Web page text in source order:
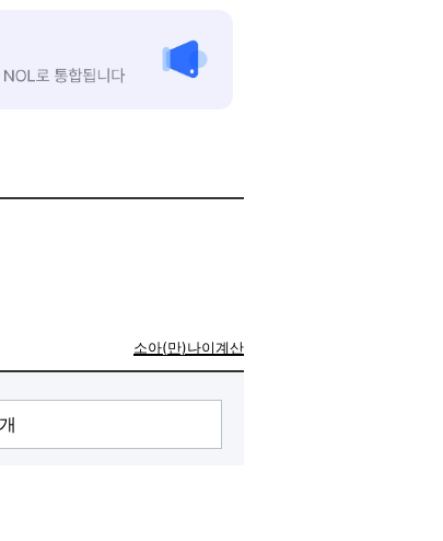
소아(만)나이계산